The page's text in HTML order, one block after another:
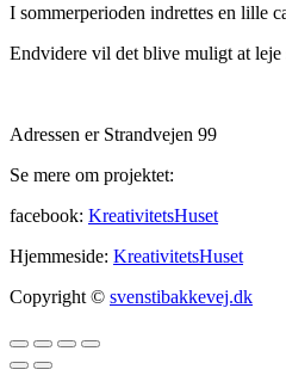
I sommerperioden indrettes en lille
Endvidere vil det blive muligt at leje
Adressen er Strandvejen 99
Se mere om projektet:
facebook: KreativitetsHuset
Hjemmeside: KreativitetsHuset
Copyright © svenstibakkevej.dk